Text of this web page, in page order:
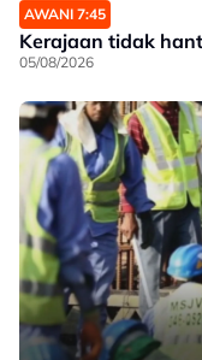
AWANI 7:45
Kerajaan tidak
05/08/2026